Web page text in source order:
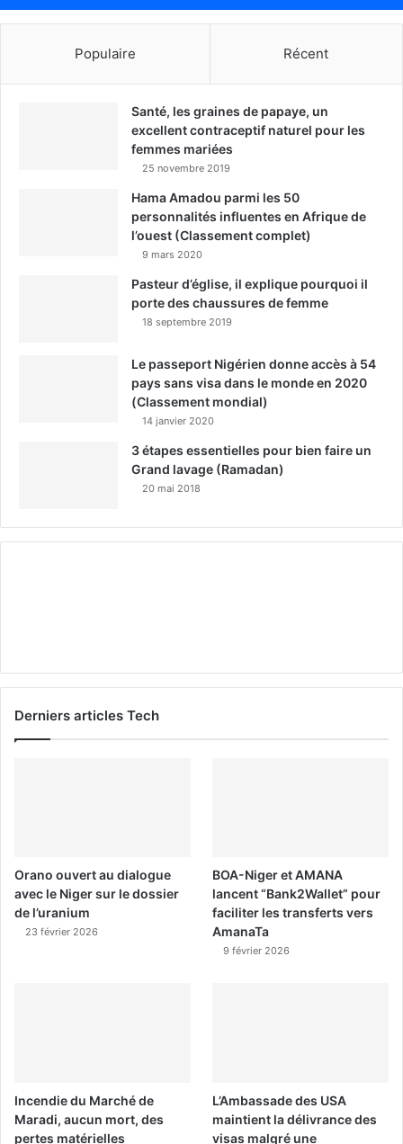
Populaire Récent
Santé, les graines de papaye, un
excellent contraceptif naturel pour les
femmes mariées
25 novembre 2019
Hama Amadou parmi les 50
personnalités influentes en Afrique de
l’ouest (Classement complet)
9 mars 2020
Pasteur d’église, il explique pourquoi il
porte des chaussures de femme
18 septembre 2019
Le passeport Nigérien donne accès à 54
pays sans visa dans le monde en 2020
(Classement mondial)
14 janvier 2020
3 étapes essentielles pour bien faire un
Grand lavage (Ramadan)
20 mai 2018
Derniers articles Tech
Orano ouvert au dialogue
avec le Niger sur le dossier
de l’uranium
23 février 2026
BOA-Niger et AMANA
lancent “Bank2Wallet” pour
faciliter les transferts vers
AmanaTa
9 février 2026
Incendie du Marché de
Maradi, aucun mort, des
pertes matérielles
L’Ambassade des USA
maintient la délivrance des
visas malgré une